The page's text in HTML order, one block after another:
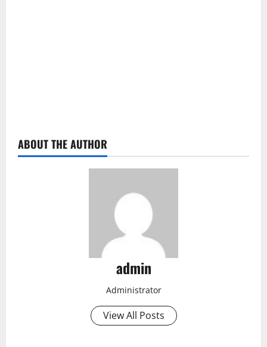
ABOUT THE AUTHOR
admin
Administrator
View All Posts